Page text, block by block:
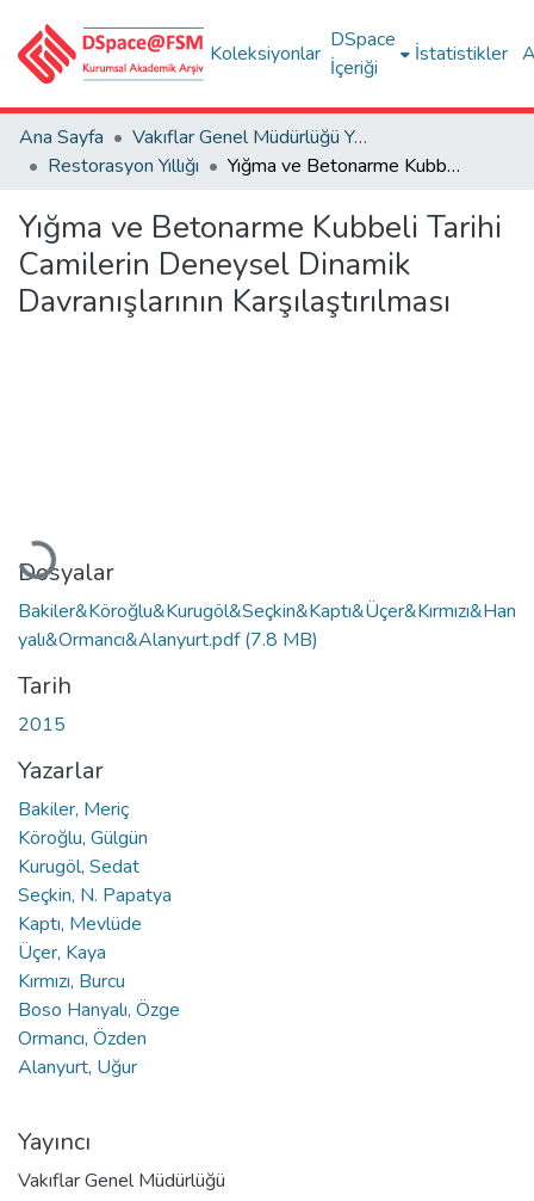
Koleksiyonlar
DSpace
İçeriği
İstatistikler
Ana Sayfa
Vakıflar Genel Müdürlüğü Yayınları
Restorasyon Yıllığı
Yığma ve Betonarme Kubbeli Tarihi Camilerin Deneysel Dinamik Davranışlarının Karşılaştırılması
Yığma ve Betonarme Kubbeli Tarihi
Camilerin Deneysel Dinamik
Davranışlarının Karşılaştırılması
Yükleniyor...
Dosyalar
Bakiler&Köroğlu&Kurugöl&Seçkin&Kaptı&Üçer&Kırmızı&Han
yalı&Ormancı&Alanyurt.pdf(7.8 MB)
Tarih
2015
Yazarlar
Bakiler, Meriç
Köroğlu, Gülgün
Kurugöl, Sedat
Seçkin, N. Papatya
Kaptı, Mevlüde
Üçer, Kaya
Kırmızı, Burcu
Boso Hanyalı, Özge
Ormancı, Özden
Alanyurt, Uğur
Yayıncı
Vakıflar Genel Müdürlüğü